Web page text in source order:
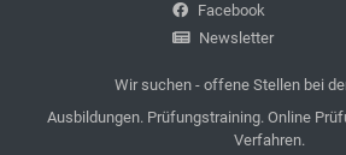
Facebook
Newsletter
Wir suchen - offene Stellen bei
Ausbildungen. Prüfungstraining. Online
Verfahren.